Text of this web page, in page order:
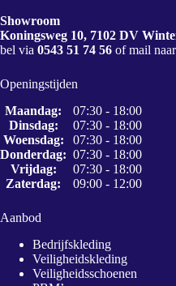
Showroom
Koningsweg 10, 7102 DV
bel via 0543 51 74 56 of mail naar
Openingstijden
Maandag:
07:30 - 18:00
Dinsdag:
07:30 - 18:00
Woensdag:
07:30 - 18:00
Donderdag: 07:30 - 18:00
Vrijdag:
07:30 - 18:00
Zaterdag:
09:00 - 12:00
Aanbod
Bedrijfskleding
Veiligheidskleding
Veiligheidsschoenen